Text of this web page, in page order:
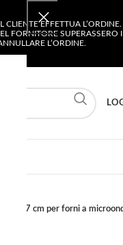
EFFETTUA L’ORDINE.
FORNITORE SUPERASSERO
L’ORDINE.
27 cm per forni a